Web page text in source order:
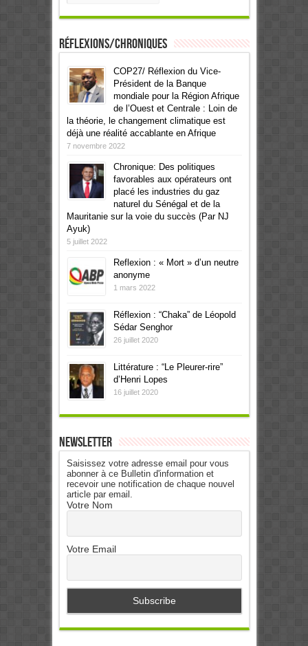
Réflexions/Chroniques
COP27/ Réflexion du Vice-
Président de la Banque
mondiale pour la Région Afrique
de l’Ouest et Centrale : Loin de
la théorie, le changement climatique est
déjà une réalité accablante en Afrique
7 novembre 2022
Chronique: Des politiques
favorables aux opérateurs ont
placé les industries du gaz
naturel du Sénégal et de la
Mauritanie sur la voie du succès (Par NJ
Ayuk)
5 juillet 2022
Reflexion : « Mort » d’un neutre
anonyme
1 mars 2022
Réflexion : “Chaka” de Léopold
Sédar Senghor
26 juillet 2020
Littérature : “Le Pleurer-rire”
d’Henri Lopes
16 juillet 2020
Newsletter
Saisissez votre adresse email pour vous
abonner à ce Bulletin d'information et
recevoir une notification de chaque nouvel
article par email.
Votre Nom
Votre Email